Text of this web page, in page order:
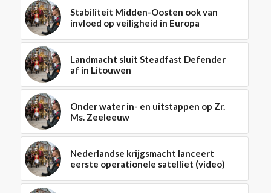
Stabiliteit Midden-Oosten ook van
invloed op veiligheid in Europa
Landmacht sluit Steadfast Defender
af in Litouwen
Onder water in- en uitstappen op Zr.
Ms. Zeeleeuw
Nederlandse krijgsmacht lanceert
eerste operationele satelliet (video)